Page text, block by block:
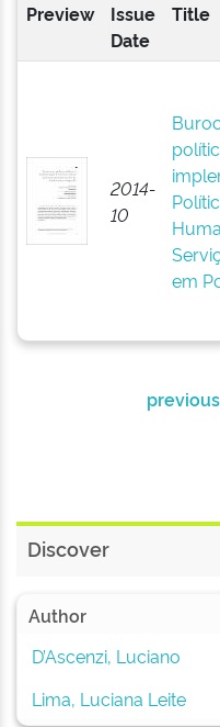
Preview
Issue
Date
Title
2014-
10
em
previous
Discover
Author
D’Ascenzi, Luciano
Lima, Luciana Leite